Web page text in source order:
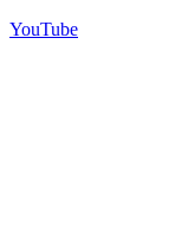
YouTube